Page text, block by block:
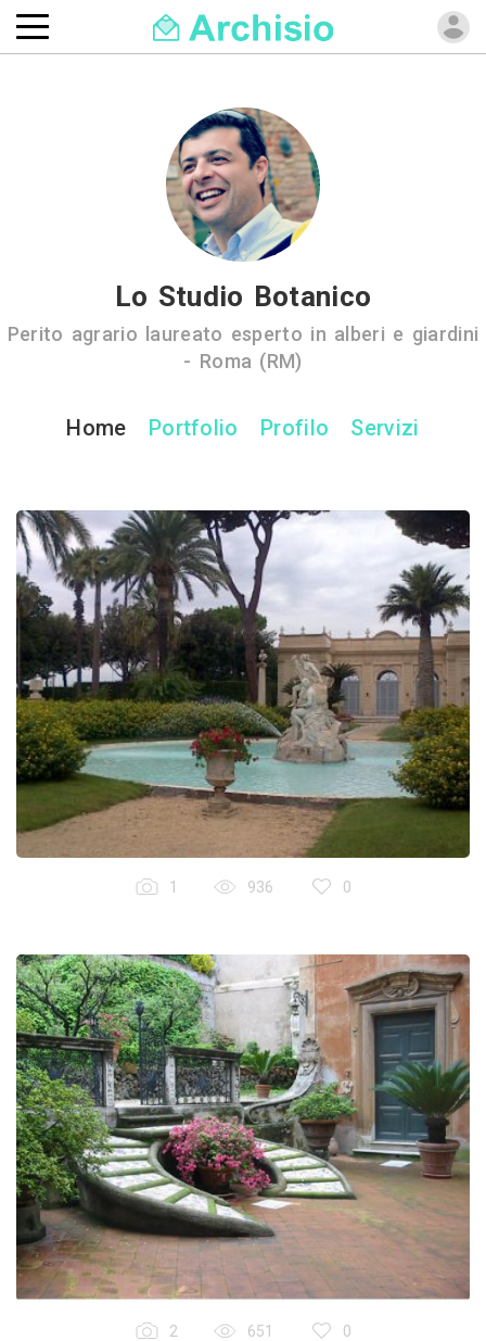
Lo Studio Botanico
Perito agrario laureato esperto in alberi e giardini
- Roma (RM)
Home Portfolio Profilo Servizi
1 936 0
2 651 0